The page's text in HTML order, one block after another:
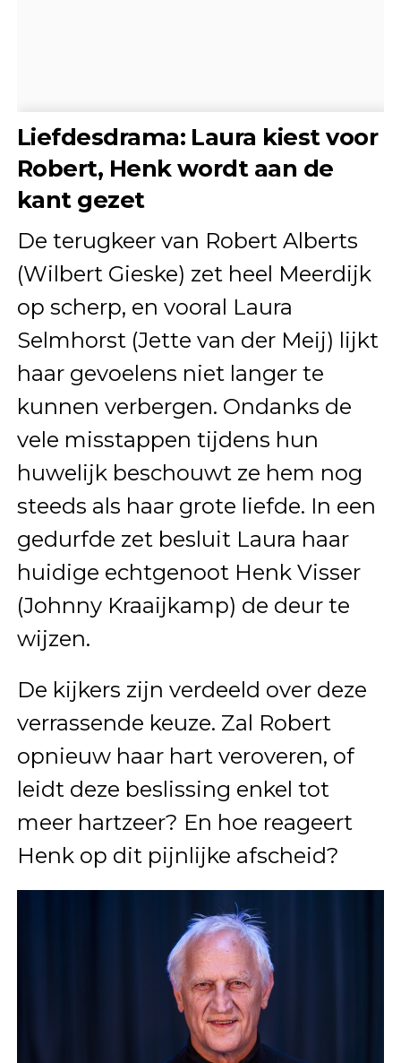
Liefdesdrama: Laura kiest voor
Robert, Henk wordt aan de
kant gezet
De terugkeer van Robert Alberts
(Wilbert Gieske) zet heel Meerdijk
op scherp, en vooral Laura
Selmhorst (Jette van der Meij) lijkt
haar gevoelens niet langer te
kunnen verbergen. Ondanks de
vele misstappen tijdens hun
huwelijk beschouwt ze hem nog
steeds als haar grote liefde. In een
gedurfde zet besluit Laura haar
huidige echtgenoot Henk Visser
(Johnny Kraaijkamp) de deur te
wijzen.
De kijkers zijn verdeeld over deze
verrassende keuze. Zal Robert
opnieuw haar hart veroveren, of
leidt deze beslissing enkel tot
meer hartzeer? En hoe reageert
Henk op dit pijnlijke afscheid?